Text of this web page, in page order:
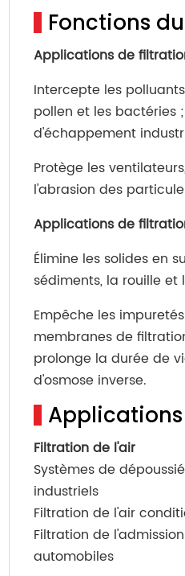
Fonctions
Applications de
Intercepte les
pollen et les bactéries
d'échappement
Protège les
l'abrasion des
Applications de
Élimine les solides en
sédiments, la rouille et
Empêche les
membranes de
prolonge la durée de
d'osmose inverse.
Filtration de l'air
Systèmes de
industriels
Filtration de l'air
Filtration de
automobiles